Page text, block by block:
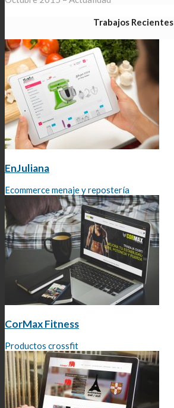
Trabajos Recientes
EnJuliana
Ecommerce menaje y repostería
CorMax Fitness
Productos crossfit